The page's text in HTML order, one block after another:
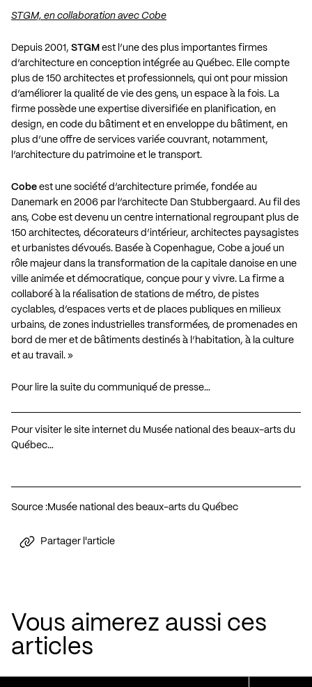
STGM, en collaboration avec Cobe
Depuis 2001, STGM est l’une des plus importantes firmes
d’architecture en conception intégrée au Québec. Elle compte
plus de 150 architectes et professionnels, qui ont pour mission
d’améliorer la qualité de vie des gens, un espace à la fois. La
firme possède une expertise diversifiée en planification, en
design, en code du bâtiment et en enveloppe du bâtiment, en
plus d’une offre de services variée couvrant, notamment,
l’architecture du patrimoine et le transport.
Cobe est une société d’architecture primée, fondée au
Danemark en 2006 par l’architecte Dan Stubbergaard. Au fil des
ans, Cobe est devenu un centre international regroupant plus de
150 architectes, décorateurs d’intérieur, architectes paysagistes
et urbanistes dévoués. Basée à Copenhague, Cobe a joué un
rôle majeur dans la transformation de la capitale danoise en une
ville animée et démocratique, conçue pour y vivre. La firme a
collaboré à la réalisation de stations de métro, de pistes
cyclables, d’espaces verts et de places publiques en milieux
urbains, de zones industrielles transformées, de promenades en
bord de mer et de bâtiments destinés à l’habitation, à la culture
et au travail. »
Pour lire la suite du communiqué de presse…
Pour visiter le site internet du Musée national des beaux-arts du
Québec…
Source :Musée national des beaux-arts du Québec
Partager l'article
Vous aimerez aussi ces
articles